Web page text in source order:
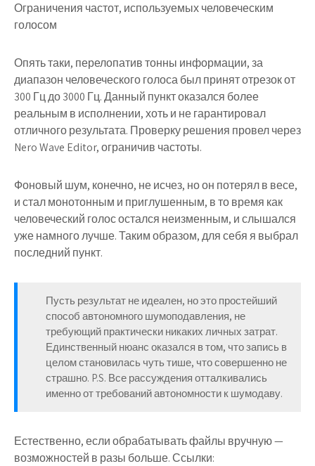
Ограничения частот, используемых человеческим
голосом
Опять таки, перелопатив тонны информации, за
диапазон человеческого голоса был принят отрезок от
300 Гц до 3000 Гц. Данный пункт оказался более
реальным в исполнении, хоть и не гарантировал
отличного результата. Проверку решения провел через
Nero Wave Editor, ограничив частоты.
Фоновый шум, конечно, не исчез, но он потерял в весе,
и стал монотонным и приглушенным, в то время как
человеческий голос остался неизменным, и слышался
уже намного лучше. Таким образом, для себя я выбрал
последний пункт.
Пусть результат не идеален, но это простейший
способ автономного шумоподавления, не
требующий практически никаких личных затрат.
Единственный нюанс оказался в том, что запись в
целом становилась чуть тише, что совершенно не
страшно. P.S. Все рассуждения отталкивались
именно от требований автономности к шумодаву.
Естественно, если обрабатывать файлы вручную —
возможностей в разы больше. Ссылки: